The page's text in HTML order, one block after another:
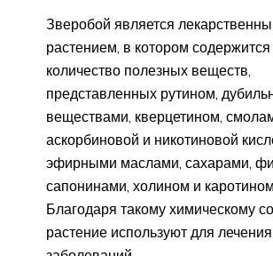
Зверобой является
растением, в котором
количество полезных веществ,
представленных рутином,
веществами, кверцетином,
аскорбиновой и никотиновой
эфирными маслами, сахарами,
сапонинами, холином и каротином.
Благодаря такому химическому
растение используют для